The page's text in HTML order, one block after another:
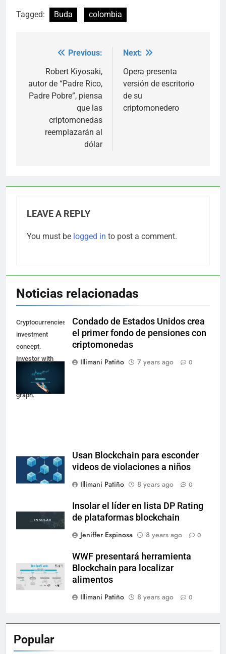
Tagged: Buda colombia
navigation
Previous:
Robert Kiyosaki,
autor de “Padre Rico,
Padre Pobre”, piensa
que las
criptomonedas
reemplazarán al
dólar
Next:
Opera presenta
versión de escritorio
de su
criptomonedero
LEAVE A REPLY
You must be logged in to post a comment.
Noticias relacionadas
Cryptocurrencies
investment
concept.
Investor with
digital tablet and
virtual tradeview
graph.
Condado de Estados Unidos crea
el primer fondo de pensiones con
criptomonedas
Illimani Patiño
7 years ago 0
Usan Blockchain para esconder
videos de violaciones a niños
Illimani Patiño
8 years ago 0
Insolar el líder en lista DP Rating
de plataformas blockchain
Jeniffer Espinosa
8 years ago 0
WWF presentará herramienta
Blockchain para localizar
alimentos
Illimani Patiño
8 years ago 0
Popular